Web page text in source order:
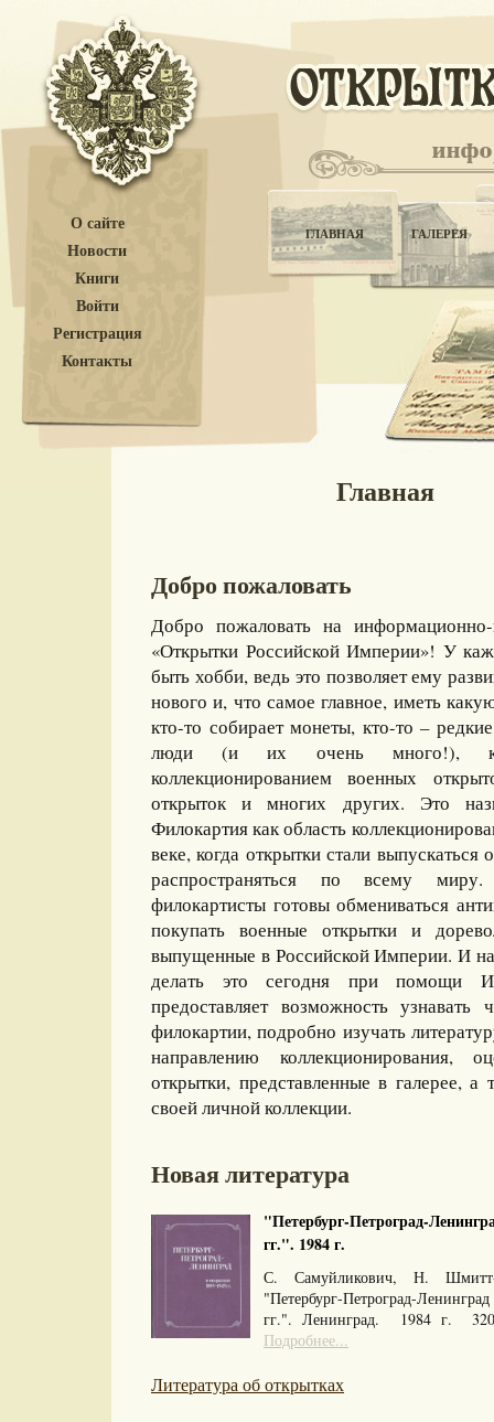
О сайте
Новости
Книги
Войти
Регистрация
Контакты
ГЛАВНАЯ ГАЛЕРЕЯ
Главная
Добро пожаловать
Добро пожаловать на информационно-
«Открытки Российской Империи»! У
быть хобби, ведь это позволяет ему
нового и, что самое главное, иметь
кто-то собирает монеты, кто-то –
люди (и их очень много!),
коллекционированием военных
открыток и многих других. Это
Филокартия как область
веке, когда открытки стали
распространяться по всему
филокартисты готовы обмениваться
покупать военные открытки и
выпущенные в Российской Империи. И
делать это сегодня при помощи
предоставляет возможность
филокартии, подробно изучать
направлению коллекционирования,
открытки, представленные в галерее, а
своей личной коллекции.
Новая литература
"Петербург-Петроград-
гг.". 1984 г.
С. Самуйликович, Н.
"Петербург-Петроград-
гг.". Ленинград. 1984 г.
Подробнее...
Литература об открытках